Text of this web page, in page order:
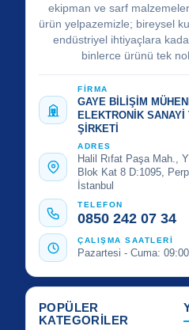
ekipman ve sarf
ürün yelpazemizle; bireysel
endüstriyel ihtiyaçlara
binlerce ürünü tek
FİRMA
GAYE BİLİŞİM
ELEKTRONİK
ŞİRKETİ
ADRES
Halil Rıfat Paşa Mah.,
Blok Kat 8 D:1095,
İstanbul
TELEFON
0850 242 07 34
ÇALIŞMA SAATLERİ
Pazartesi - Cuma:
POPÜLER
KATEGORİLER